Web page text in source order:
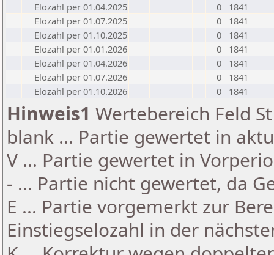
Elozahl per 01.04.2025
0
1841
Elozahl per 01.07.2025
0
1841
Elozahl per 01.10.2025
0
1841
Elozahl per 01.01.2026
0
1841
Elozahl per 01.04.2026
0
1841
Elozahl per 01.07.2026
0
1841
Elozahl per 01.10.2026
0 1841
Hinweis1 Wertebereich Feld
blank ... Partie gewertet in
V ... Partie gewertet in
- ... Partie nicht gewertet, da
E ... Partie vorgemerkt zur
Einstiegselozahl in der